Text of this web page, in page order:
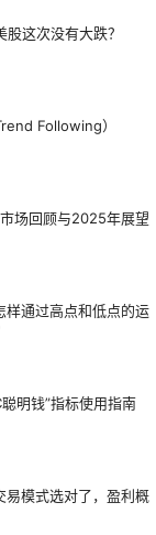
这次没有大跌？
Following）
场回顾与2025年展望
样通过高点和低点的运
明钱”指标使用指南
易模式选对了，盈利概